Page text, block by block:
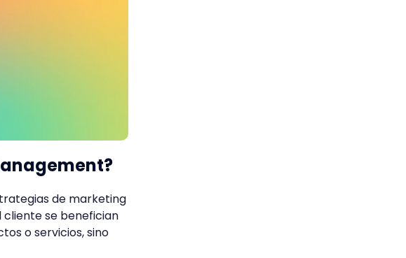
de marketing
cliente se benefician
o servicios, sino